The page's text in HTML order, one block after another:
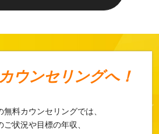
ウンセリングへ！
無料カウンセリングでは、
ご状況や目標の年収、